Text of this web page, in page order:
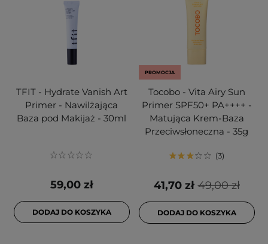
TFIT - Hydrate Vanish Art
Primer - Nawilżająca
Baza pod Makijaż - 30ml
59,00 zł
DODAJ DO KOSZYKA
PROMOCJA
Tocobo - Vita Airy Sun
Primer SPF50+ PA++++ -
Matująca Krem-Baza
Przeciwsłoneczna - 35g
3
49,00 zł
41,70 zł
DODAJ DO KOSZYKA